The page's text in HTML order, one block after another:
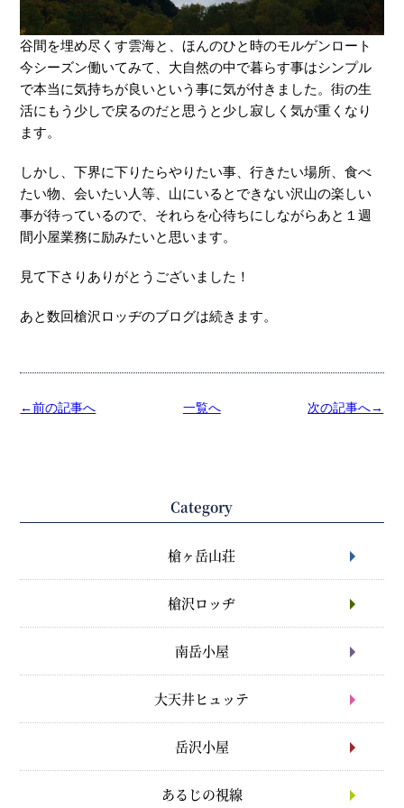
谷間を埋め尽くす雲海と、ほんのひと時のモルゲンロート
今シーズン働いてみて、大自然の中で暮らす事はシンプル
で本当に気持ちが良いという事に気が付きました。街の生
活にもう少しで戻るのだと思うと少し寂しく気が重くなり
ます。
しかし、下界に下りたらやりたい事、行きたい場所、食べ
たい物、会いたい人等、山にいるとできない沢山の楽しい
事が待っているので、それらを心待ちにしながらあと１週
間小屋業務に励みたいと思います。
見て下さりありがとうございました！
あと数回槍沢ロッヂのブログは続きます。
←前の記事へ 一覧へ 次の記事へ→
Category
槍ヶ岳山荘
槍沢ロッヂ
南岳小屋
大天井ヒュッテ
岳沢小屋
あるじの視線